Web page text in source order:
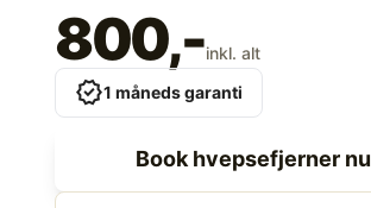
800,-inkl. alt
verified1 måneds garanti
Book hvepsefjerner nu